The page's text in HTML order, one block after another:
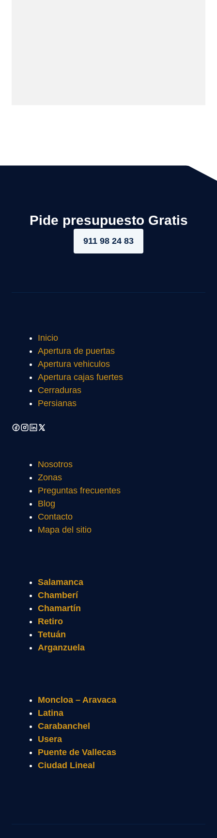
Pide presupuesto Gratis
911 98 24 83
Inicio
Apertura de puertas
Apertura vehiculos
Apertura cajas fuertes
Cerraduras
Persianas
Nosotros
Zonas
Preguntas frecuentes
Blog
Contacto
Mapa del sitio
Salamanca
Chamberí
Chamartín
Retiro
Tetuán
Arganzuela
Moncloa – Aravaca
Latina
Carabanchel
Usera
Puente de Vallecas
Ciudad Lineal